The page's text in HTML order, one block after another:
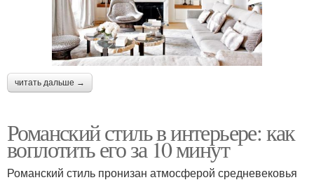
читать дальше →
Романский стиль в интерьере: как
воплотить его за 10 минут
Романский стиль пронизан атмосферой средневековья